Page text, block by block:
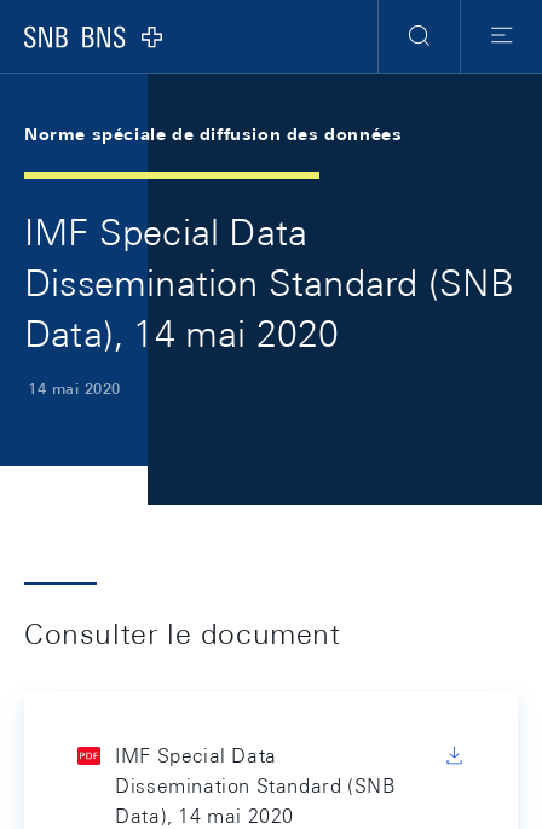
Logo
RechercheMenu
Norme spéciale de diffusion des données
IMF Special Data
Dissemination Standard (SNB
Data), 14 mai 2020
14 mai 2020
Consulter le document
IMF Special Data
Dissemination Standard (SNB
Data), 14 mai 2020